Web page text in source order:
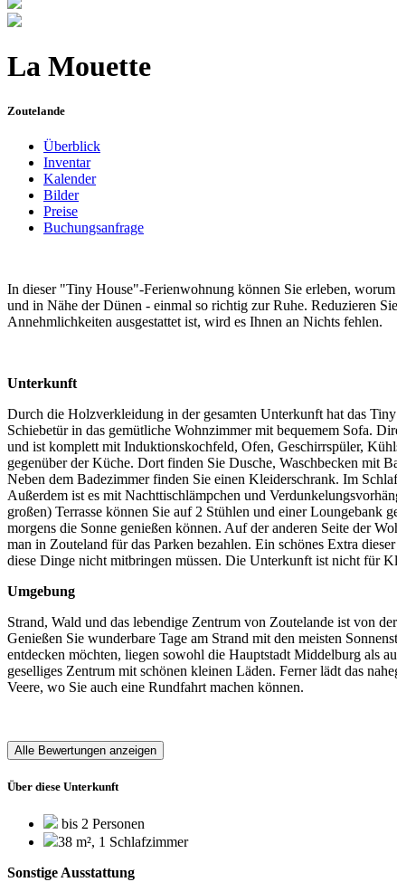
La Mouette
Zoutelande
Überblick
Inventar
Kalender
Bilder
Preise
Buchungsanfrage
In dieser "Tiny House"-Ferienwohnung können Sie erleben,
und in Nähe der Dünen - einmal so richtig zur Ruhe. Reduzieren
Annehmlichkeiten ausgestattet ist, wird es Ihnen an Nichts fehlen.
Unterkunft
Durch die Holzverkleidung in der gesamten Unterkunft hat das
Schiebetür in das gemütliche Wohnzimmer mit bequemem Sofa.
und ist komplett mit Induktionskochfeld, Ofen, Geschirrspüler,
gegenüber der Küche. Dort finden Sie Dusche, Waschbecken mit
Neben dem Badezimmer finden Sie einen Kleiderschrank. Im
Außerdem ist es mit Nachttischlämpchen und
großen) Terrasse können Sie auf 2 Stühlen und einer Loungebank
morgens die Sonne genießen können. Auf der anderen Seite der
man in Zouteland für das Parken bezahlen. Ein schönes Extra
diese Dinge nicht mitbringen müssen. Die Unterkunft ist nicht für
Umgebung
Strand, Wald und das lebendige Zentrum von Zoutelande ist von
Genießen Sie wunderbare Tage am Strand mit den meisten
entdecken möchten, liegen sowohl die Hauptstadt Middelburg als
geselliges Zentrum mit schönen kleinen Läden. Ferner lädt das
Veere, wo Sie auch eine Rundfahrt machen können.
Alle Bewertungen anzeigen
Über diese Unterkunft
bis 2 Personen
38 m², 1 Schlafzimmer
Sonstige Ausstattung